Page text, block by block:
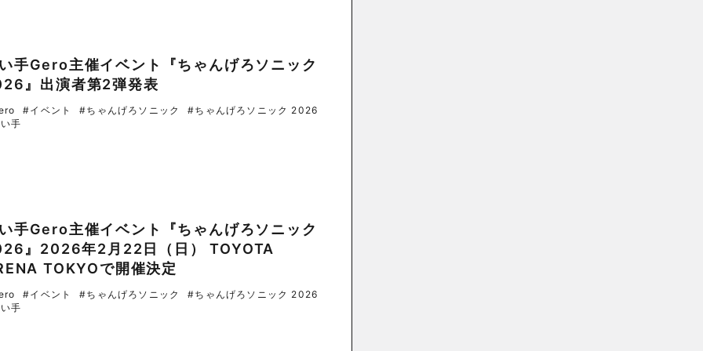
手Gero主催イベント『ちゃんげろソニック
』出演者第2弾発表
#イベント #ちゃんげろソニック
#ちゃんげろソニック 2026
手
手Gero主催イベント『ちゃんげろソニック
』2026年2月22日（日） TOYOTA
TOKYOで開催決定
#イベント #ちゃんげろソニック
#ちゃんげろソニック 2026
手